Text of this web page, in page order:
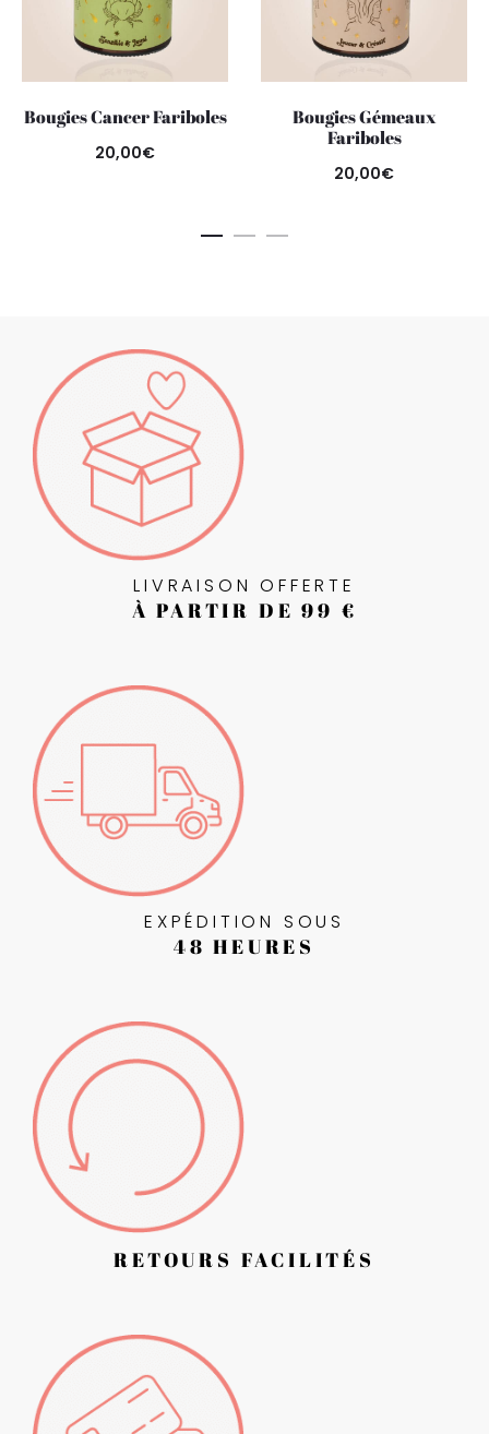
Bougies Cancer Fariboles
20,00€
Bougies Gémeaux
Fariboles
20,00€
LIVRAISON OFFERTE
À PARTIR DE 99 €
EXPÉDITION SOUS
48 HEURES
RETOURS FACILITÉS